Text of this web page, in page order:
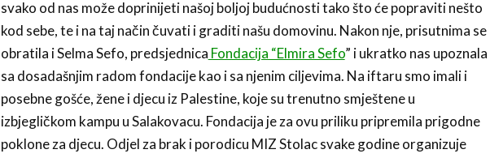
svako od nas može doprinijeti našoj boljoj budućnosti tako što će popraviti nešto
kod sebe, te i na taj način čuvati i graditi našu domovinu. Nakon nje, prisutnima se
obratila i Selma Sefo, predsjednica Fondacija “Elmira Sefo” i ukratko nas upoznala
sa dosadašnjim radom fondacije kao i sa njenim ciljevima. Na iftaru smo imali i
posebne gošće, žene i djecu iz Palestine, koje su trenutno smještene u
izbjegličkom kampu u Salakovacu. Fondacija je za ovu priliku pripremila prigodne
poklone za djecu. Odjel za brak i porodicu MIZ Stolac svake godine organizuje